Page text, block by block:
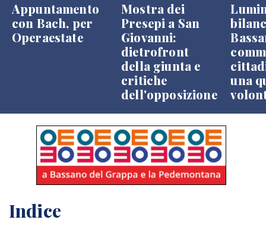
Appuntamento
con Bach, per
Operaestate
Mostra dei
Presepi a San
Giovanni:
dietrofront
della giunta e
critiche
dell'opposizione
una
Indice